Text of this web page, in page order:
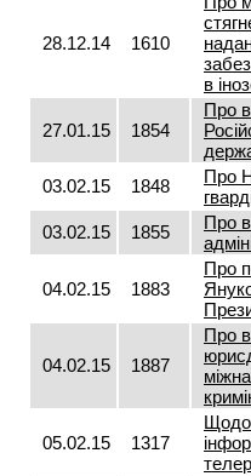
28.12.14 1610
в
27.01.15 1854
Про
03.02.15 1848
Про
03.02.15 1855
Про
04.02.15 1883
Про
04.02.15 1887
Про
05.02.15 1317
Щодо